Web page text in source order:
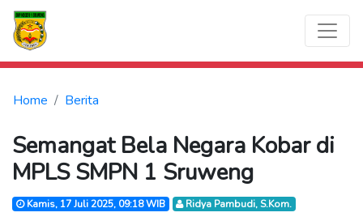
Home Berita
Semangat Bela Negara Kobar di
MPLS SMPN 1 Sruweng
Kamis, 17 Juli 2025, 09:18 WIB
Ridya Pambudi, S.Kom.